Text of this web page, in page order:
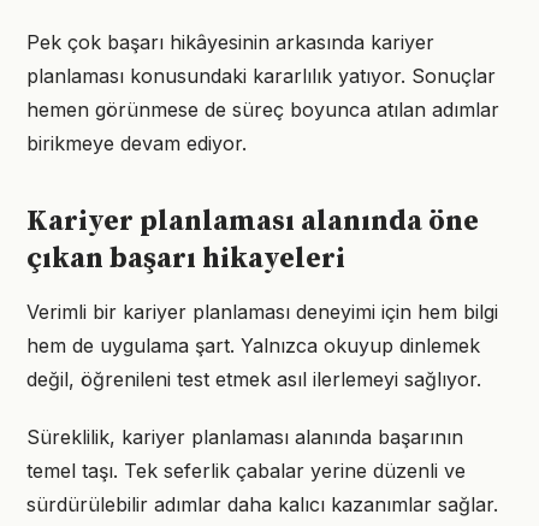
Pek çok başarı hikâyesinin arkasında kariyer
planlaması konusundaki kararlılık yatıyor. Sonuçlar
hemen görünmese de süreç boyunca atılan adımlar
birikmeye devam ediyor.
Kariyer planlaması alanında öne
çıkan başarı hikayeleri
Verimli bir kariyer planlaması deneyimi için hem bilgi
hem de uygulama şart. Yalnızca okuyup dinlemek
değil, öğrenileni test etmek asıl ilerlemeyi sağlıyor.
Süreklilik, kariyer planlaması alanında başarının
temel taşı. Tek seferlik çabalar yerine düzenli ve
sürdürülebilir adımlar daha kalıcı kazanımlar sağlar.